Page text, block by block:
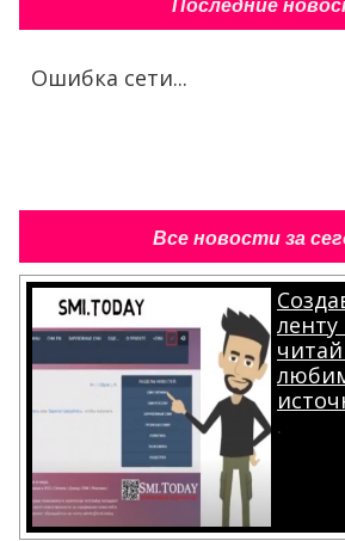
Последние
Ошибка сети...
Все новости за
.